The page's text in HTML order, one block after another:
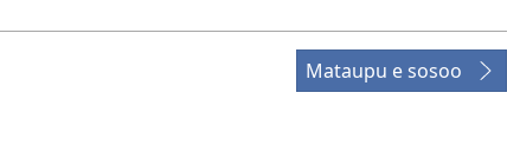
Mataupu e sosoo